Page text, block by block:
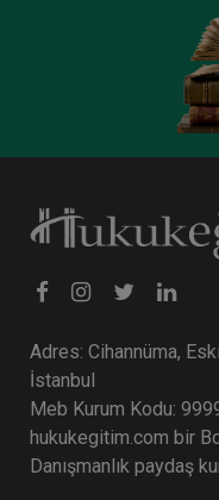
Miras Hukukunda
Eğitim Yapıldı
Adres: Cihannüma,
İstanbul
Meb Kurum Kodu:
hukukegitim.com bir
Danışmanlık paydaş